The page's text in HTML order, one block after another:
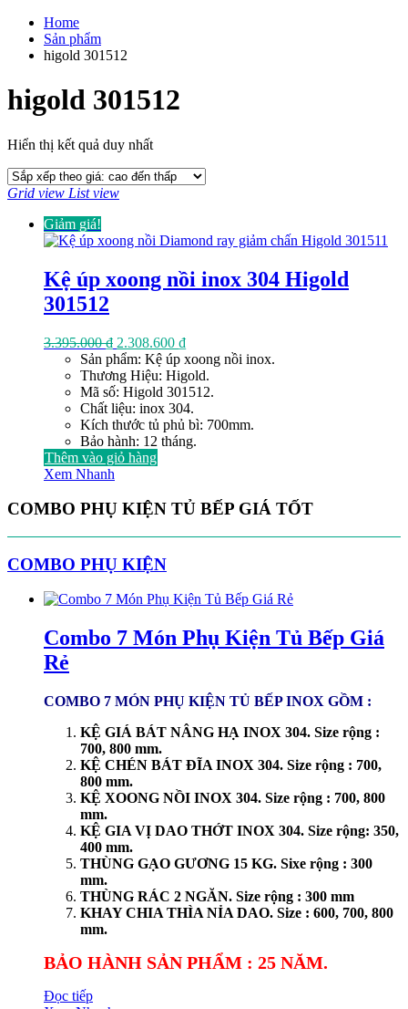
Home
Sản phẩm
higold 301512
higold 301512
Hiển thị kết quả duy nhất
Grid view List view
Giảm giá!
Kệ úp xoong nồi inox 304 Higold
301512
3.395.000₫ Giá
gốc
là:
3.395.000 ₫.
2.308.600 ₫Giá
hiện
tại
là:
2.308.600 ₫.
Sản phẩm: Kệ úp xoong nồi inox.
Thương Hiệu: Higold.
Mã số: Higold 301512.
Chất liệu: inox 304.
Kích thước tủ phủ bì: 700mm.
Bảo hành: 12 tháng.
Thêm vào giỏ hàng
Xem Nhanh
COMBO PHỤ KIỆN TỦ BẾP GIÁ TỐT
COMBO PHỤ KIỆN
Combo 7 Món Phụ Kiện Tủ Bếp Giá
Rẻ
COMBO 7 MÓN PHỤ KIỆN TỦ BẾP INOX GỒM :
KỆ GIÁ BÁT NÂNG HẠ INOX 304. Size rộng :
700, 800 mm.
KỆ CHÉN BÁT ĐĨA INOX 304. Size rộng : 700,
800 mm.
KỆ XOONG NỒI INOX 304. Size rộng : 700, 800
mm.
KỆ GIA VỊ DAO THỚT INOX 304. Size rộng: 350,
400 mm.
THÙNG GẠO GƯƠNG 15 KG. Sixe rộng : 300
mm.
THÙNG RÁC 2 NGĂN. Size rộng : 300 mm
KHAY CHIA THÌA NỈA DAO. Size : 600, 700, 800
mm.
BẢO HÀNH SẢN PHẨM : 25 NĂM.
Đọc tiếp